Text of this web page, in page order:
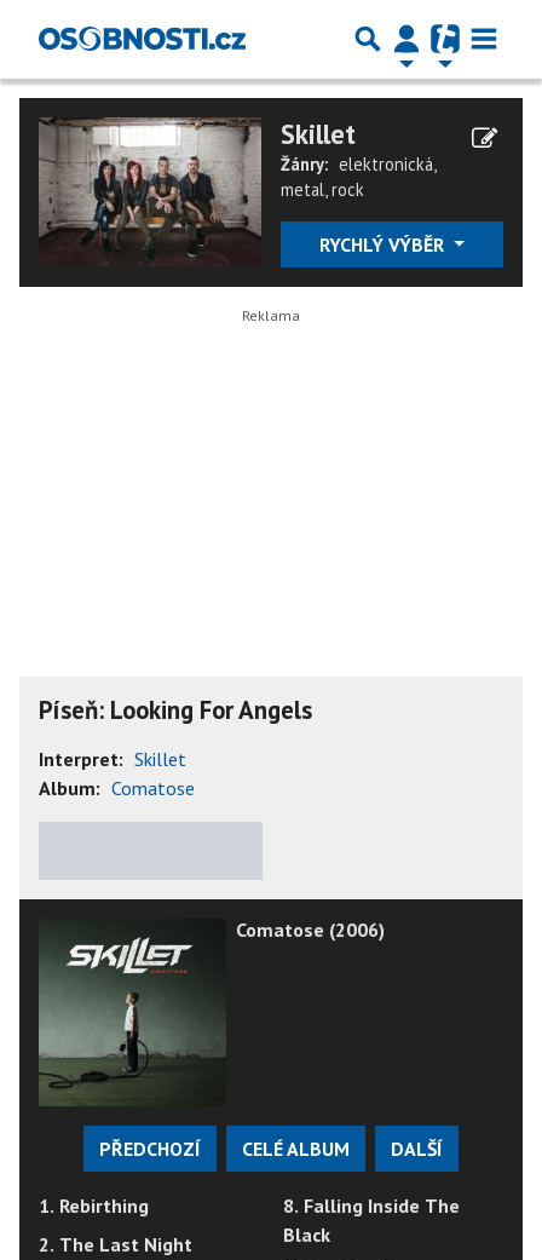
Skillet
Žánry: elektronická,
metal,rock
RYCHLÝ VÝBĚR
Píseň: Looking For Angels
Interpret: Skillet
Album: Comatose
Comatose (2006)
PŘEDCHOZÍ CELÉ ALBUM DALŠÍ
1. Rebirthing
2. The Last Night
8. Falling Inside The
Black